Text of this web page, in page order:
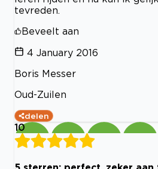
tevreden.
Beveelt aan
4 January 2016
Boris Messer
Oud-Zuilen
delen
10